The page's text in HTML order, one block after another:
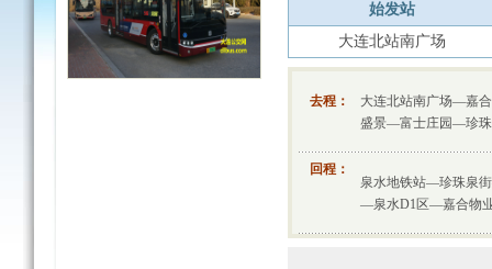
始发站
大连北站南广场
去程：
大连北站南广场—嘉
盛景—富士庄园—珍
回程：
泉水地铁站—珍珠泉
—泉水D1区—嘉合物